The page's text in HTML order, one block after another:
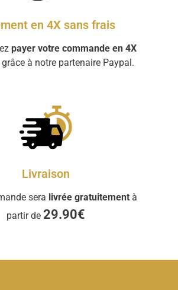
en 4X sans frais
payer votre commande en 4X
grâce à notre partenaire Paypal.
Livraison
sera livrée gratuitement à
partir de 29.90€